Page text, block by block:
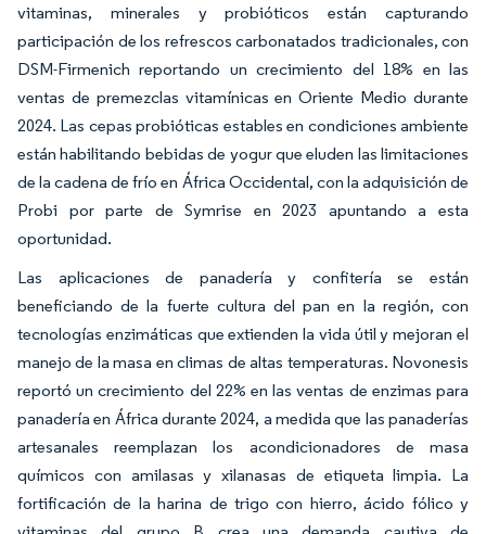
vitaminas, minerales y probióticos están capturando
participación de los refrescos carbonatados tradicionales, con
DSM-Firmenich reportando un crecimiento del 18% en las
ventas de premezclas vitamínicas en Oriente Medio durante
2024. Las cepas probióticas estables en condiciones ambiente
están habilitando bebidas de yogur que eluden las limitaciones
de la cadena de frío en África Occidental, con la adquisición de
Probi por parte de Symrise en 2023 apuntando a esta
oportunidad.
Las aplicaciones de panadería y confitería se están
beneficiando de la fuerte cultura del pan en la región, con
tecnologías enzimáticas que extienden la vida útil y mejoran el
manejo de la masa en climas de altas temperaturas. Novonesis
reportó un crecimiento del 22% en las ventas de enzimas para
panadería en África durante 2024, a medida que las panaderías
artesanales reemplazan los acondicionadores de masa
químicos con amilasas y xilanasas de etiqueta limpia. La
fortificación de la harina de trigo con hierro, ácido fólico y